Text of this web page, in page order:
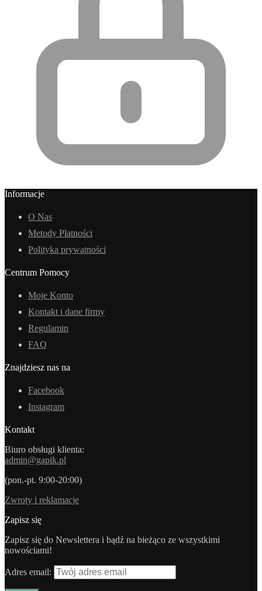
Informacje
O Nas
Metody Płatności
Polityka prywatności
Centrum Pomocy
Moje Konto
Kontakt i dane firmy
Regulamin
FAQ
Znajdziesz nas na
Facebook
Instagram
Kontakt
Biuro obsługi klienta:
admin@gapik.pl
(pon.-pt. 9:00-20:00)
Zwroty i reklamacje
Zapisz się
Zapisz się do Newslettera i bądź na bieżąco ze wszystkimi
nowościami!
Adres email: